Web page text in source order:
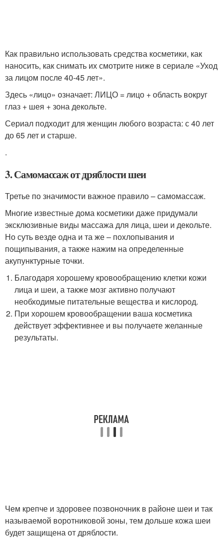
Как правильно использовать средства косметики, как
наносить, как снимать их смотрите ниже в сериале «Уход
за лицом после 40-45 лет».
Здесь «лицо» означает: ЛИЦО = лицо + область вокруг
глаз + шея + зона декольте.
Сериал подходит для женщин любого возраста: с 40 лет
до 65 лет и старше.
.
3. Самомассаж от дряблости шеи
Третье по значимости важное правило – самомассаж.
Многие известные дома косметики даже придумали
эксклюзивные виды массажа для лица, шеи и декольте.
Но суть везде одна и та же – похлопывания и
пощипывания, а также нажим на определенные
акупунктурные точки.
Благодаря хорошему кровообращению клетки кожи
лица и шеи, а также мозг активно получают
необходимые питательные вещества и кислород.
При хорошем кровообращении ваша косметика
действует эффективнее и вы получаете желанные
результаты.
Чем крепче и здоровее позвоночник в районе шеи и так
называемой воротниковой зоны, тем дольше кожа шеи
будет защищена от дряблости.